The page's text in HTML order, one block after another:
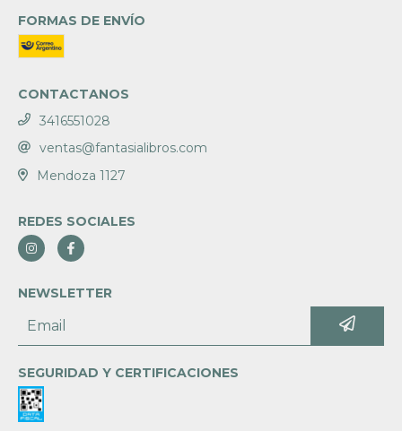
FORMAS DE ENVÍO
CONTACTANOS
3416551028
ventas@fantasialibros.com
Mendoza 1127
REDES SOCIALES
NEWSLETTER
SEGURIDAD Y CERTIFICACIONES